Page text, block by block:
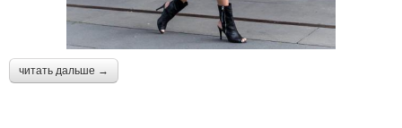
читать дальше →